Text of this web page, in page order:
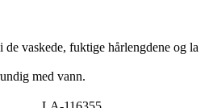
de vaskede, fuktige hårlengdene og la
med vann.